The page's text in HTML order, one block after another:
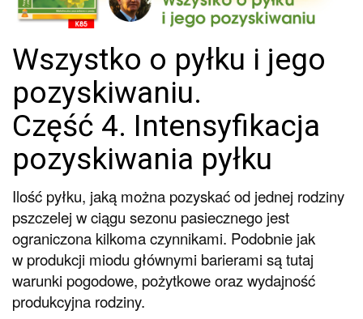
Wszystko o pyłku i jego
pozyskiwaniu.
Część 4. Intensyfikacja
pozyskiwania pyłku
Ilość pyłku, jaką można pozyskać od jednej rodziny
pszczelej w ciągu sezonu pasiecznego jest
ograniczona kilkoma czynnikami. Podobnie jak
w produkcji miodu głównymi barierami są tutaj
warunki pogodowe, pożytkowe oraz wydajność
produkcyjna rodziny.